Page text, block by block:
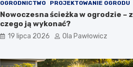
OGRODNICTWO PROJEKTOWANIE OGRODU
Nowoczesna ścieżka w ogrodzie – z
czego ją wykonać?
19 lipca 2026 Ola Pawłowicz